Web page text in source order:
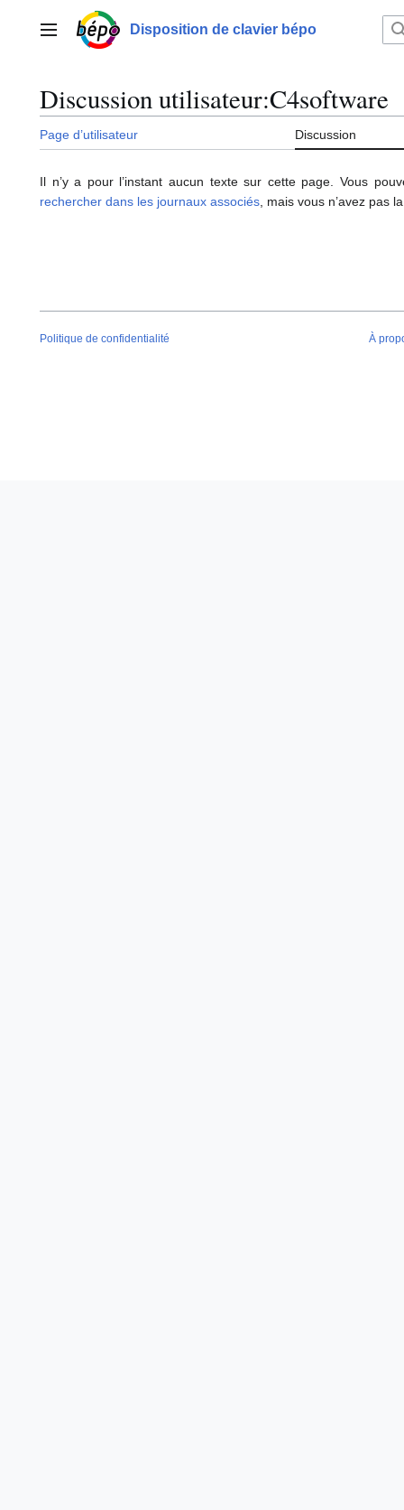
contenuMenu principalDisposition de clavier bépo
Discussion utilisateur:C4software
Page d’utilisateur Discussion
Il n’y a pour l’instant aucun texte sur cette page. Vous
rechercher dans les journaux associés , mais vous n’avez pas
Politique de confidentialité À